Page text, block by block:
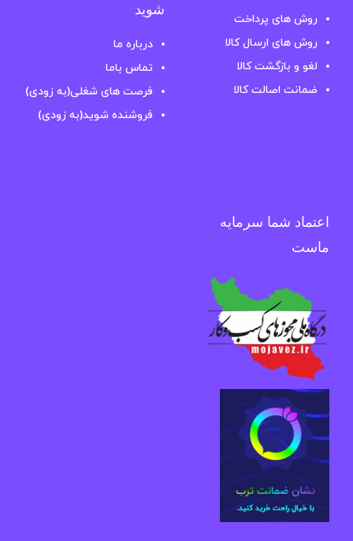
روش های پرداخت
روش های ارسال کالا
لغو و بازگشت کالا
ضمانت اصالت کالا
شوید
درباره ما
تماس باما
فرصت های شغلی(به زودی)
فروشنده شوید(به زودی)
اعتماد شما سرمایه
ماست